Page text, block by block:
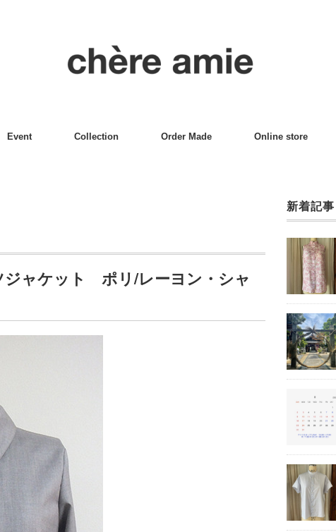
Event Collection Order Made Online store
ャケット ポリ/レーヨン・シャ
新着記事